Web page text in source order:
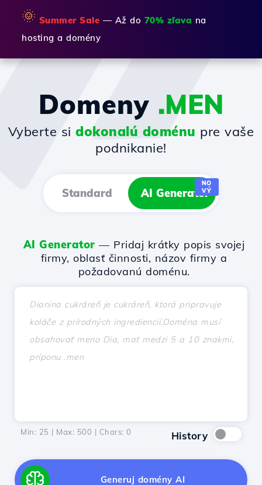
🌞 Summer Sale — Až do 70% zľava na
hosting a domény
Domeny .MEN
Vyberte sidokonalú doménu pre vaše
podnikanie!
Standard AI Generator
NO
VÝ
AI Generator — Pridaj krátky popis svojej
firmy, oblasť činnosti, názov firmy a
požadovanú doménu.
Min: 25 | Max: 500 | Chars: 0 History
Generuj domény AI